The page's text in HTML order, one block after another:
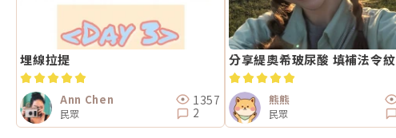
埋線拉提
Ann Chen
民眾
1357
2
分享緹奧希玻尿酸 填補法令紋
熊熊
民眾